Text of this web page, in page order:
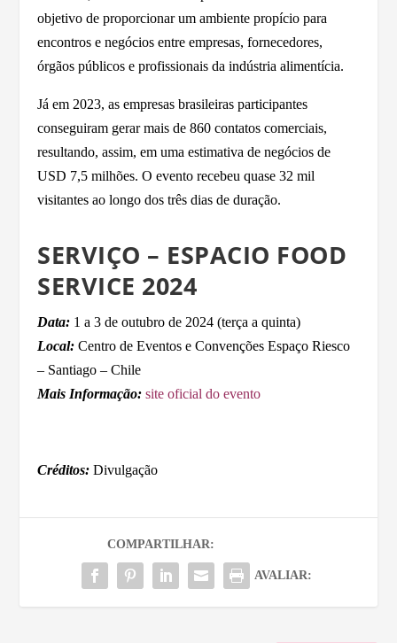
objetivo de proporcionar um ambiente propício para
encontros e negócios entre empresas, fornecedores,
órgãos públicos e profissionais da indústria alimentícia.
Já em 2023, as empresas brasileiras participantes
conseguiram gerar mais de 860 contatos comerciais,
resultando, assim, em uma estimativa de negócios de
USD 7,5 milhões. O evento recebeu quase 32 mil
visitantes ao longo dos três dias de duração.
SERVIÇO – ESPACIO FOOD
SERVICE 2024
Data: 1 a 3 de outubro de 2024 (terça a quinta)
Local: Centro de Eventos e Convenções Espaço Riesco
– Santiago – Chile
Mais Informação: site oficial do evento
Créditos: Divulgação
COMPARTILHAR:
AVALIAR: